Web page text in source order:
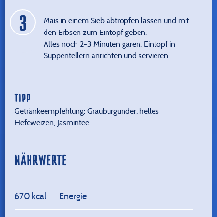
Mais in einem Sieb abtropfen lassen und mit
den Erbsen zum Eintopf geben.
Alles noch 2-3 Minuten garen. Eintopf in
Suppentellern anrichten und servieren.
TIPP
Getränkeempfehlung: Grauburgunder, helles
Hefeweizen, Jasmintee
NÄHRWERTE
670 kcal Energie